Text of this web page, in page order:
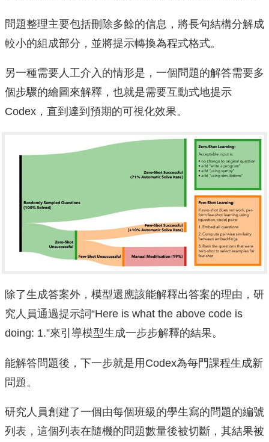
問題整理主要包括刪除多餘的信息，將長句結構分解成
較小的組成部分，並將提示轉換為程式格式。
另一種需要人工介入的情形是，一個問題的解答需要多
個步驟的繪圖來解釋，也就是需要互動式地提示
Codex，直到達到預期的可視化效果。
除了生成答案外，模型還應該能解釋出答案的理由，研
究人員通過提示詞“Here is what the above code is
doing: 1.”來引導模型生成一步步解釋的結果。
能解答問題後，下一步就是用Codex為每門課程生成新
問題。
研究人員創建了一個由每個班級的學生寫的問題的編號
列表，這個列表在隨機的問題數量後被切斷，其結果被